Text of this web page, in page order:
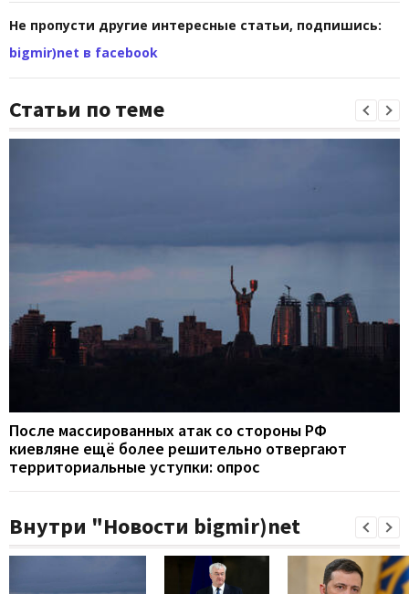
Не пропусти другие интересные статьи, подпишись:
bigmir)net в facebook
Статьи по теме
После массированных атак со стороны РФ
киевляне ещё более решительно отвергают
территориальные уступки: опрос
Внутри "Новости bigmir)net